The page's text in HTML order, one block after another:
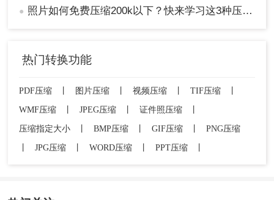
● 照片如何免费压缩200k以下？快来学习这3种压缩方法！
热门转换功能
PDF压缩 图片压缩 视频压缩 TIF压缩
WMF压缩
JPEG压缩 证件照压缩
压缩指定大小
BMP压缩 GIF压缩
PNG压缩
JPG压缩 WORD压缩 PPT压缩